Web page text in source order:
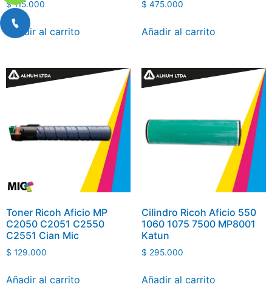
$115.000
Añadir al carrito
$ 475.000
Añadir al carrito
Toner Ricoh Aficio MP
C2050 C2051 C2550
C2551 Cian Mic
$ 129.000
Añadir al carrito
Cilindro Ricoh Aficio 550
1060 1075 7500 MP8001
Katun
$ 295.000
Añadir al carrito